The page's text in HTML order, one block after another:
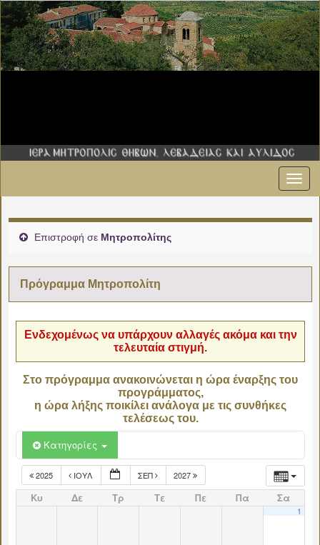
Επιστροφή σε Μητροπολίτης
Πρόγραμμα Μητροπολίτη
Ενδεχομένως να υπάρχουν αλλαγές ακόμα και την
τελευταία στιγμή.
Στο πρόγραμμα ανακοινώνεται η ώρα έναρξης του
προγράμματος,
η ώρα λήξης ποικίλει ανάλογα με τις συνθήκες
τελέσεως του.
Κατηγορίες
2025 ΙΟΎΛ ΣΕΠ 2027
Κυ Δε Τρ Τε Πε Πα Σα
1